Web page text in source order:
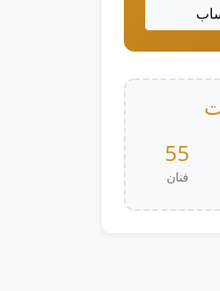
55
فنان